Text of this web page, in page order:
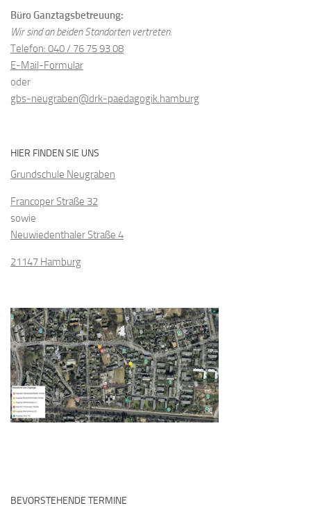
Büro Ganztagsbetreuung:
Wir sind an beiden Standorten vertreten.
Telefon: 040 / 76 75 93 08
E-Mail-Formular
oder
gbs-neugraben@drk-paedagogik.hamburg
HIER FINDEN SIE UNS
Grundschule Neugraben
Francoper Straße 32
sowie
Neuwiedenthaler Straße 4
21147 Hamburg
BEVORSTEHENDE TERMINE